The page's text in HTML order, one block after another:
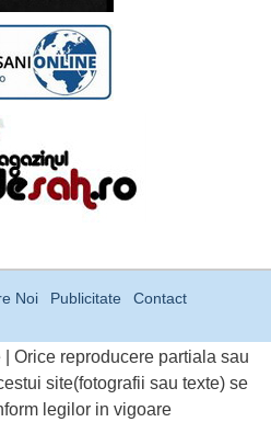
Noi Publicitate Contact
Orice reproducere partiala sau
site(fotografii sau texte) se
legilor in vigoare